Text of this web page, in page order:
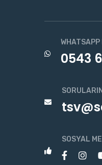
WHATSAPP
0543
SOSYAL